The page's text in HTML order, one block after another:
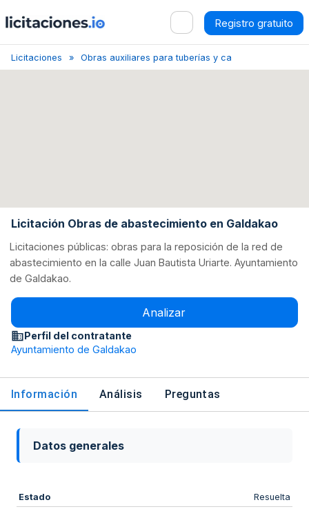
Registro gratuito
Licitaciones Obras auxiliares para tuberías y cables
Licitación Obras de abastecimiento en Galdakao
Licitaciones públicas: obras para la reposición de la red de
abastecimiento en la calle Juan Bautista Uriarte. Ayuntamiento
de Galdakao.
Analizar
Perfil del contratante
Ayuntamiento de Galdakao
Información Análisis Preguntas
Datos generales
Estado Resuelta